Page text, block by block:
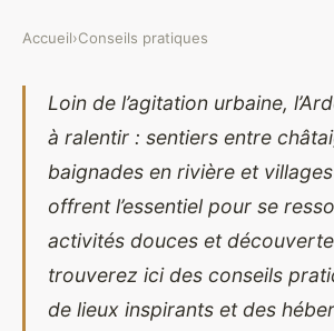
Accueil›Conseils pratiques
Loin de l’agitation urbaine,
à ralentir : sentiers entre
baignades en rivière et
offrent l’essentiel pour se
activités douces et
trouverez ici des conseils
de lieux inspirants et des